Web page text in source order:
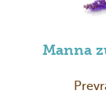
Manna